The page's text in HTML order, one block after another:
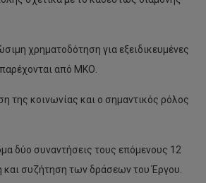
χρηματοδότηση για εξειδικευμένες
από ΜΚΟ.
της κοινωνίας και ο σημαντικός ρόλος
δύο συναντήσεις τους επόμενους 12
και συζήτηση των δράσεων του Έργου.